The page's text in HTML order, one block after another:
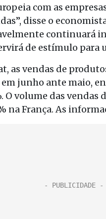
com as
disse o
continuará
de estímulo para
as vendas de
junho ante maio,
O volume das vendas
na França. As